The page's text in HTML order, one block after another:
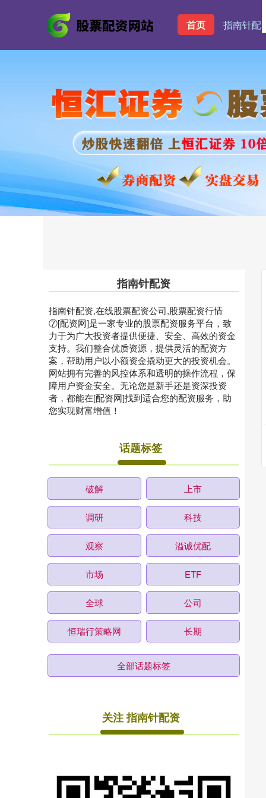
首页 指南针配
指南针配资
指南针配资,在线股票配资公司,股票配资行情
⑦[配资网]是一家专业的股票配资服务平台，致
力于为广大投资者提供便捷、安全、高效的资金
支持。我们整合优质资源，提供灵活的配资方
案，帮助用户以小额资金撬动更大的投资机会。
网站拥有完善的风控体系和透明的操作流程，保
障用户资金安全。无论您是新手还是资深投资
者，都能在[配资网]找到适合您的配资服务，助
您实现财富增值！
话题标签
破解 上市
调研 科技
观察 溢诚优配
市场 ETF
全球 公司
恒瑞行策略网 长期
全部话题标签
关注 指南针配资